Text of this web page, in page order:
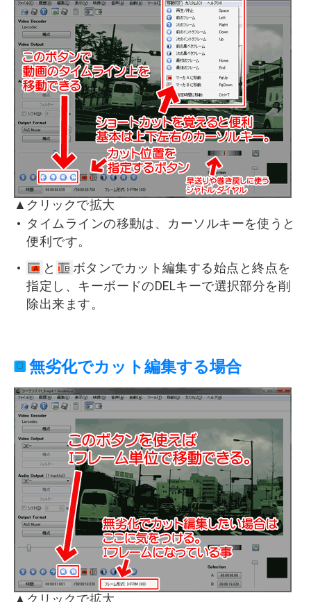
▲クリックで拡大
タイムラインの移動は、カーソルキーを使うと
便利です。
と
ボタンでカット編集する始点と終点を
指定し、キーボードのDELキーで選択部分を削
除出来ます。
無劣化でカット編集する場合
▲クリックで拡大